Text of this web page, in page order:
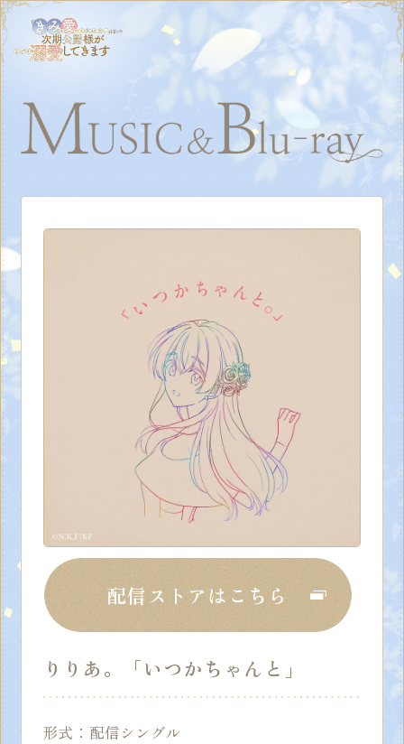
NEWS
INTRODUCTION
STAFF&CAST
STORY
MUSIC&Blu-ray
GOODS
MOVIE
配信ストアはこちら
りりあ。「いつかちゃんと」
形式：配信シングル